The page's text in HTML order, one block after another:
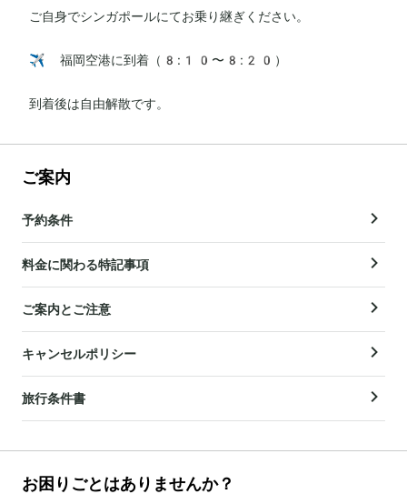
ご自身でシンガポールにてお乗り継ぎください。
✈️ 福岡空港に到着（8:10〜8:20）
到着後は自由解散です。
ご案内
予約条件
料金に関わる特記事項
ご案内とご注意
キャンセルポリシー
旅行条件書
お困りごとはありませんか？